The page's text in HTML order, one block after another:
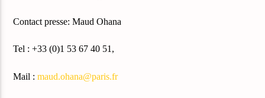
Contact presse: Maud Ohana
Tel : +33 (0)1 53 67 40 51,
Mail :maud.ohana@paris.fr